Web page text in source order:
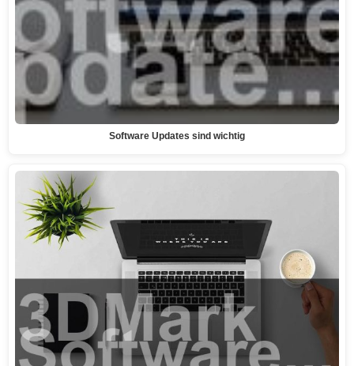
Software Updates sind wichtig